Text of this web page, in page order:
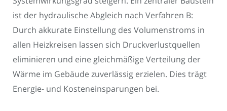
ist der hydraulische Abgleich nach Verfahren B:
Durch akkurate Einstellung des Volumenstroms in
allen Heizkreisen lassen sich Druckverlustquellen
eliminieren und eine gleichmäßige Verteilung der
Wärme im Gebäude zuverlässig erzielen. Dies trägt
Energie- und Kosteneinsparungen bei.